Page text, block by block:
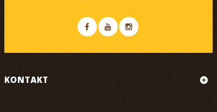
KONTAKT